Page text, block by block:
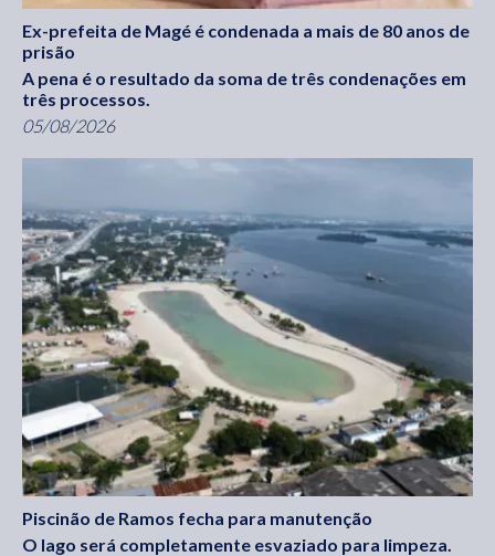
Ex-prefeita de Magé é condenada a mais de 80 anos de
prisão
A pena é o resultado da soma de três condenações em
três processos.
05/08/2026
Piscinão de Ramos fecha para manutenção
O lago será completamente esvaziado para limpeza.